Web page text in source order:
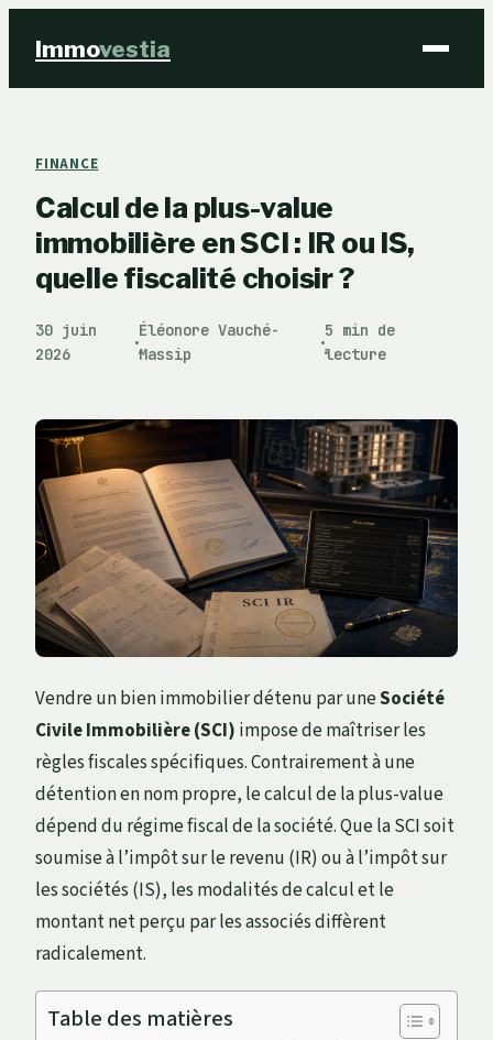
Immovestia
Immobilier
Business
Éducation & Emploi
FINANCE
Calcul de la plus-value
immobilière en SCI : IR ou IS,
quelle fiscalité choisir ?
30 juin
2026
·
Éléonore Vauché-
Massip
·
5 min de
lecture
Vendre un bien immobilier détenu par uneSociété
Civile Immobilière (SCI) impose de maîtriser les
règles fiscales spécifiques. Contrairement à une
détention en nom propre, le calcul de la plus-value
dépend du régime fiscal de la société. Que la SCI soit
soumise à l’impôt sur le revenu (IR) ou à l’impôt sur
les sociétés (IS), les modalités de calcul et le
montant net perçu par les associés diffèrent
radicalement.
Table des matières